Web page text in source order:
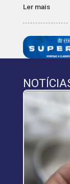
Ler mais